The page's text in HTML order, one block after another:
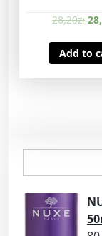
28,20zł
Add to